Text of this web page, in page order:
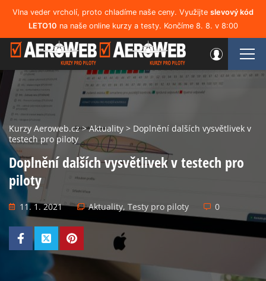
Vlna veder vrcholí, proto chladíme naše ceny. Využijte slevový kód
LETO10 na naše online kurzy a testy. Končíme 8. 8. v 8:00
Kurzy Aeroweb.cz>Aktuality > Doplnění dalších vysvětlivek v
testech pro piloty
Doplnění dalších vysvětlivek v testech pro
piloty
11. 1. 2021 Aktuality, Testy pro piloty 0